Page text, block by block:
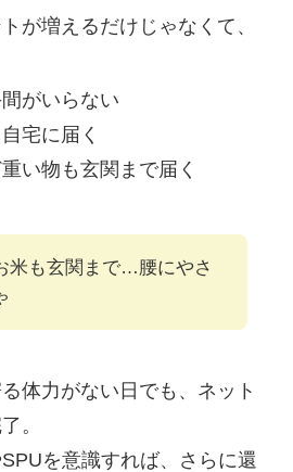
が増えるだけじゃなくて、
がいらない
宅に届く
い物も玄関まで届く
米も玄関まで…腰にやさ
体力がない日でも、ネット
。
を意識すれば、さらに還